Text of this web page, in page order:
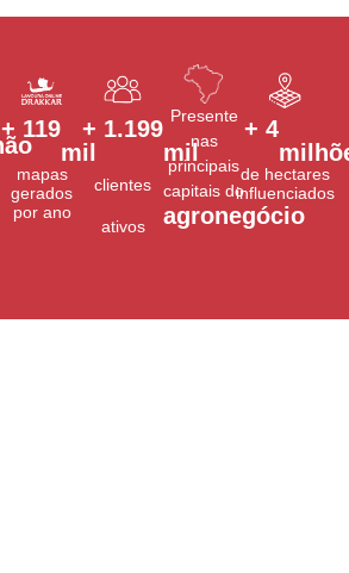
mapas
gerados
por ano
+ 120
mil
clientes
ativos
+ 1.200
mil
Presente
nas
principais
capitais do
agronegócio
de hectares
influenciados
+ 5